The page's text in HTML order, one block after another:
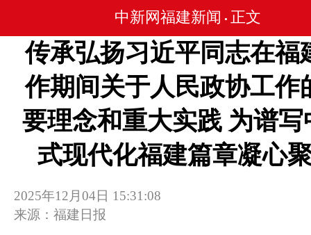
中新网福建新闻 • 正文
传承弘扬习近平同志在福
作期间关于人民政协工作
要理念和重大实践 为谱写
式现代化福建篇章凝心
2025年12月04日 15:31:08
来源：福建日报